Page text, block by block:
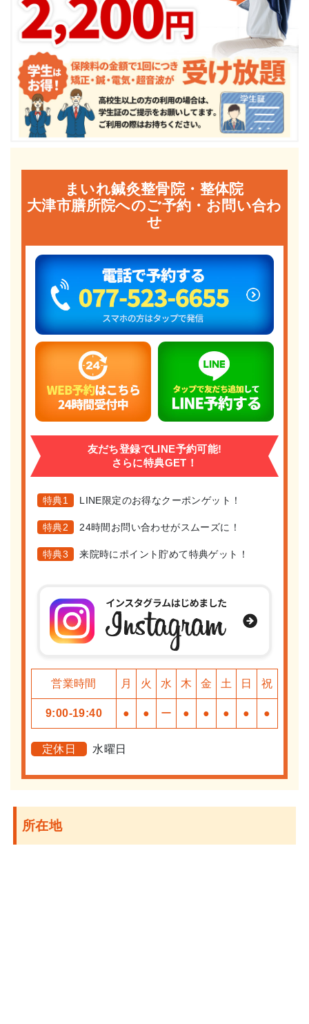
まいれ鍼灸整骨院・整体院
大津市膳所院へのご予約・お問い合わ
せ
友だち登録でLINE予約可能!
さらに特典GET！
特典1 LINE限定のお得なクーポンゲット！
特典2 24時間お問い合わせがスムーズに！
特典3 来院時にポイント貯めて特典ゲット！
営業時間 月 火 水 木 金 土 日 祝
9:00-19:40 ● ● ー ● ● ● ● ●
定休日 水曜日
所在地